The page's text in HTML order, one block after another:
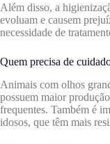
Além disso, a
evoluam e causem
necessidade de
Quem precisa de
Animais com olhos
possuem maior
frequentes. Também é
idosos, que têm mais